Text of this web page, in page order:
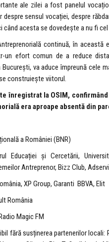
ale zilei a fost panelul
sensul vocației, despre
când acesta se dovedește a nu fi cel
continuă, în această
un efort comun de a reduce
va aduce împreună cele
construiește viitorul.
înregistrat la OSIM,
era aproape absentă din
a României (BNR)
Educației și Cercetării,
Antreprenor, Bizz Club,
XP Group, Garanti BBVA, Elit
România
Magic FM
fără susținerea partenerilor